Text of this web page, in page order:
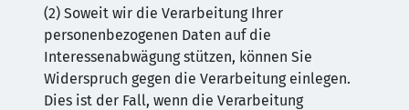
(2) Soweit wir die Verarbeitung Ihrer
personenbezogenen Daten auf die
Interessenabwägung stützen, können Sie
Widerspruch gegen die Verarbeitung einlegen.
Dies ist der Fall, wenn die Verarbeitung